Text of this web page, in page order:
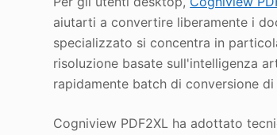
aiutarti a convertire liberamente i
specializzato si concentra in
risoluzione basate sull'intelligenza
rapidamente batch di conversione
Cogniview PDF2XL ha adottato